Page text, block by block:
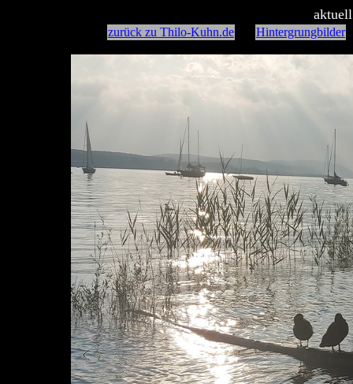
zurück zu Thilo-Kuhn.de Hintergrungbilder